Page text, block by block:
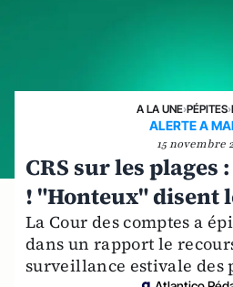
A LA UNE›PÉPITES›
ALERTE A
15 novembre
CRS sur les plages
! "Honteux" disent
La Cour des comptes a
dans un rapport le
surveillance estivale des